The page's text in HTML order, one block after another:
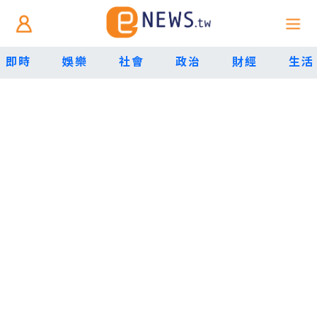
即時 娛樂 社會 政治 財經 生活